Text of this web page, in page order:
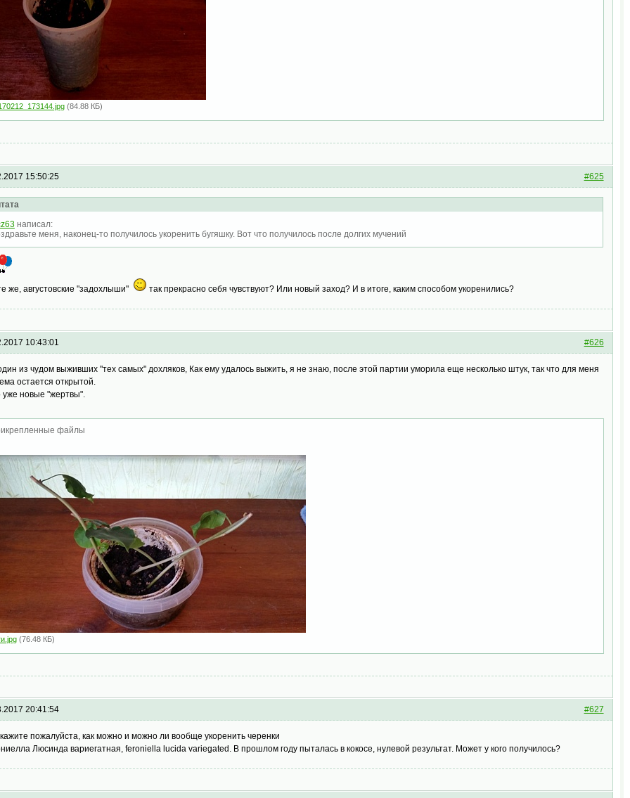
(84.88 КБ)
#625
15:50:25
написал:
меня, наконец-то получилось укоренить бугяшку. Вот что получилось после долгих мучений
же, августовские "задохлыши" так прекрасно себя чувствуют? Или новый заход? И в итоге, каким способом укоренились?
#626
10:43:01
из чудом выживших "тех самых" дохляков, Как ему удалось выжить, я не знаю, после этой партии уморила еще несколько штук, так что для меня
остается открытой.
уже новые "жертвы".
файлы
(76.48 КБ)
#627
20:41:54
пожалуйста, как можно и можно ли вообще укоренить черенки
Люсинда вариегатная, feroniella lucida variegated. В прошлом году пыталась в кокосе, нулевой результат. Может у кого получилось?